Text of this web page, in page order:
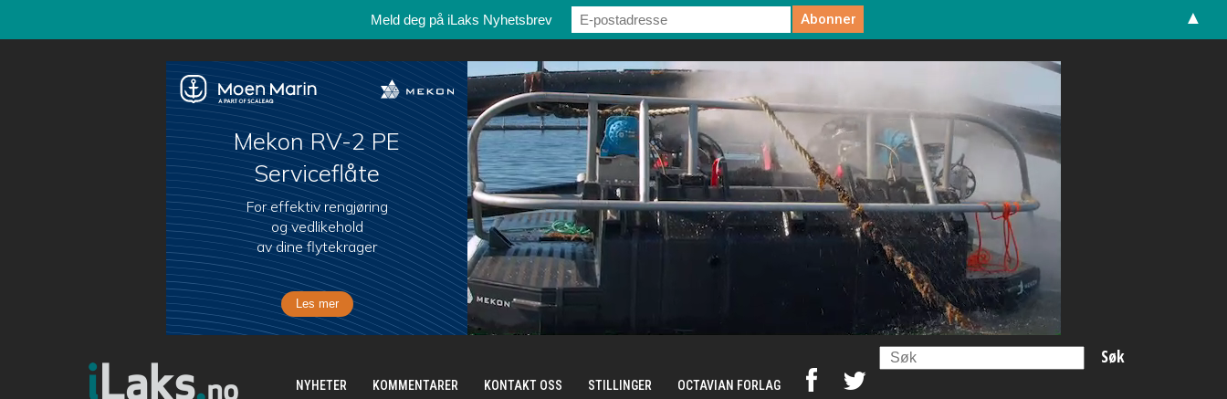
NYHETER KOMMENTARER KONTAKT OSS STILLINGER OCTAVIAN FORLAG
Search
Meld deg på iLaks Nyhetsbrev ▲